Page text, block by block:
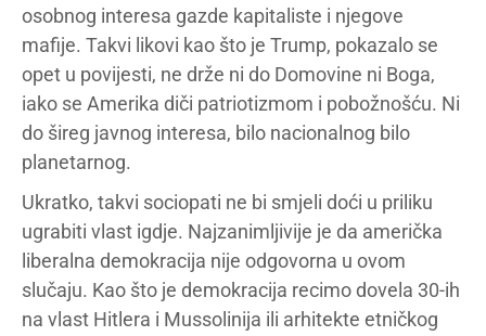
osobnog interesa gazde kapitaliste i njegove
mafije. Takvi likovi kao što je Trump, pokazalo se
opet u povijesti, ne drže ni do Domovine ni Boga,
iako se Amerika diči patriotizmom i pobožnošću. Ni
do šireg javnog interesa, bilo nacionalnog bilo
planetarnog.
Ukratko, takvi sociopati ne bi smjeli doći u priliku
ugrabiti vlast igdje. Najzanimljivije je da američka
liberalna demokracija nije odgovorna u ovom
slučaju. Kao što je demokracija recimo dovela 30-ih
na vlast Hitlera i Mussolinija ili arhitekte etničkog